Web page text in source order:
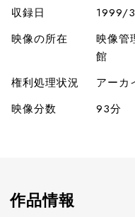
収録日
1999/
映像の所在
映像管
館
権利処理状況
アーカ
映像分数
93分
作品情報